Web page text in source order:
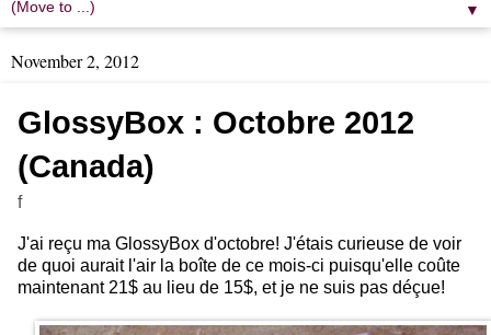
▼
November 2, 2012
GlossyBox : Octobre 2012
(Canada)
f
J'ai reçu ma GlossyBox d'octobre! J'étais curieuse de voir
de quoi aurait l'air la boîte de ce mois-ci puisqu'elle coûte
maintenant 21$ au lieu de 15$, et je ne suis pas déçue!